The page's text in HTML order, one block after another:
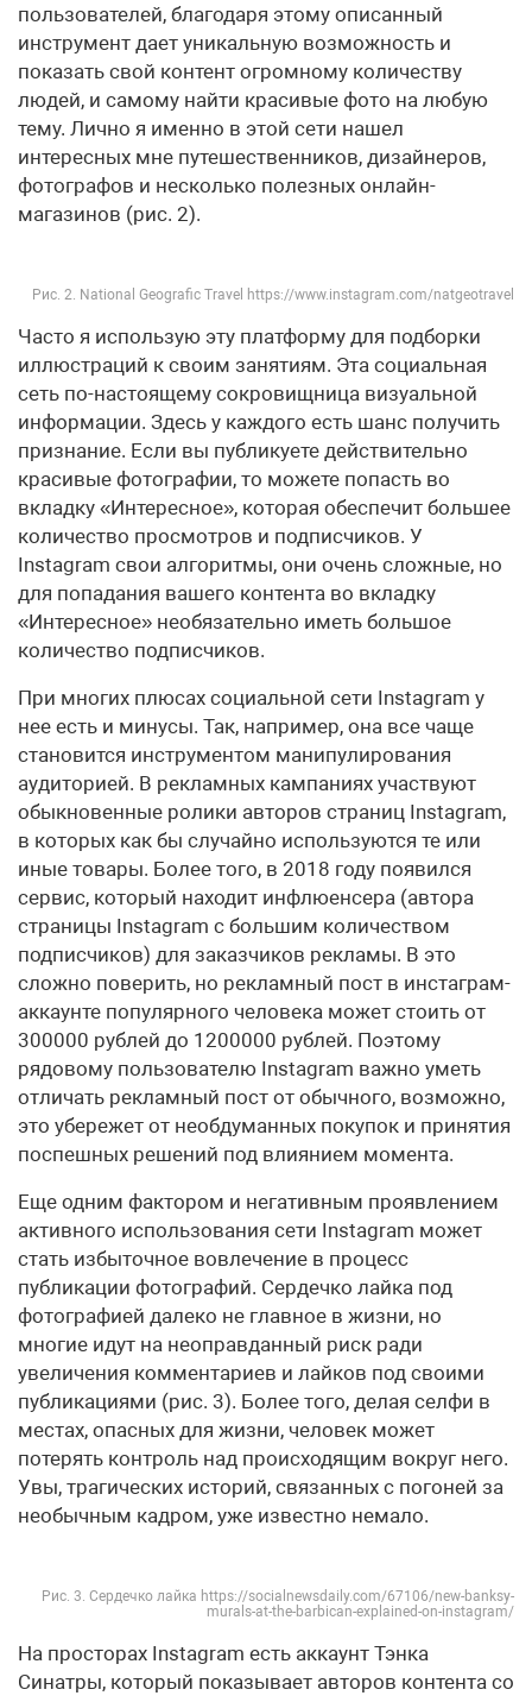
пользователей, благодаря этому описанный
инструмент дает уникальную возможность и
показать свой контент огромному количеству
людей, и самому найти красивые фото на любую
тему. Лично я именно в этой сети нашел
интересных мне путешественников, дизайнеров,
фотографов и несколько полезных онлайн-
магазинов (рис. 2).
Рис. 2. National Geografic Travel https://www.instagram.com/natgeotravel
Часто я использую эту платформу для подборки
иллюстраций к своим занятиям. Эта социальная
сеть по-настоящему сокровищница визуальной
информации. Здесь у каждого есть шанс получить
признание. Если вы публикуете действительно
красивые фотографии, то можете попасть во
вкладку «Интересное», которая обеспечит большее
количество просмотров и подписчиков. У
Instagram свои алгоритмы, они очень сложные, но
для попадания вашего контента во вкладку
«Интересное» необязательно иметь большое
количество подписчиков.
При многих плюсах социальной сети Instagram у
нее есть и минусы. Так, например, она все чаще
становится инструментом манипулирования
аудиторией. В рекламных кампаниях участвуют
обыкновенные ролики авторов страниц Instagram,
в которых как бы случайно используются те или
иные товары. Более того, в 2018 году появился
сервис, который находит инфлюенсера (автора
страницы Instagram с большим количеством
подписчиков) для заказчиков рекламы. В это
сложно поверить, но рекламный пост в инстаграм-
аккаунте популярного человека может стоить от
300000 рублей до 1200000 рублей. Поэтому
рядовому пользователю Instagram важно уметь
отличать рекламный пост от обычного, возможно,
это убережет от необдуманных покупок и принятия
поспешных решений под влиянием момента.
Еще одним фактором и негативным проявлением
активного использования сети Instagram может
стать избыточное вовлечение в процесс
публикации фотографий. Сердечко лайка под
фотографией далеко не главное в жизни, но
многие идут на неоправданный риск ради
увеличения комментариев и лайков под своими
публикациями (рис. 3). Более того, делая селфи в
местах, опасных для жизни, человек может
потерять контроль над происходящим вокруг него.
Увы, трагических историй, связанных с погоней за
необычным кадром, уже известно немало.
Рис. 3. Сердечко лайка https://socialnewsdaily.com/67106/new-banksy-
murals-at-the-barbican-explained-on-instagram/
На просторах Instagram есть аккаунт Тэнка
Синатры, который показывает авторов контента со